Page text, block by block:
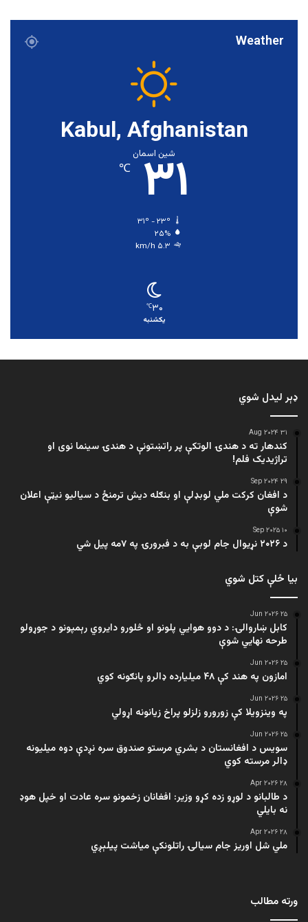
Weather
Kabul, Afghanistan
شین اسمان
۳۱ ℃
۲۵%
۵.۳ km/h
۳۰℃
یکشنبه
ډېر لیدل شوي
۳۱ Aug ۲۰۲۴
کندهار ته د هندۍ الوتکې پر راتښتونې د هندۍ سینما نوی او
تراژيديک فلم!
۲۹ Sep ۲۰۲۴
د افغان کرکت ملي لوبډلې او بنګله دیش ترمنځ د سیالیو نیټې اعلان
شوې
۱۰ Sep ۲۰۲۵
د ۲۰۲۶ نړیوال جام لوبې به د فبرورۍ په ۷مه پیل شي
بیا ځلې کتل شوي
۲۵ Jun ۲۰۲۶
کابل ښاروالۍ: د دوو هوايي پلونو او څلورو دایروي رېمپونو د جوړولو
طرحه نهایي شوې
۲۵ Jun ۲۰۲۶
امازون په هند کې ۴۸ میلیارده ډالرو پانګونه کوي
۲۵ Jun ۲۰۲۶
په وینزویلا کې زورورو زلزلو پراخ زیانونه اړولي
۲۵ Jun ۲۰۲۶
سویس د افغانستان د بشري مرستو صندوق سره نږدې دوه میلیونه
ډالر مرسته کوي
۲۸ Apr ۲۰۲۶
د طالبانو د لوړو زده کړو وزیر: افغانان زخمونو سره عادت او خپل هوډ
نه بایلي
۲۸ Apr ۲۰۲۶
ملي شل اوریز جام سیالۍ راتلونکې میاشت پیلېږي
ورته مطالب